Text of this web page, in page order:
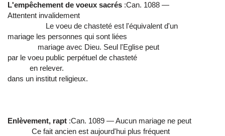
L'empêchement de voeux sacrés :Can. 1088 —
Attentent invalidement
Le voeu de chasteté est l'équivalent d'un
mariage les personnes qui sont liées
mariage avec Dieu. Seul l'Eglise peut
par le voeu public perpétuel de chasteté
en relever.
dans un institut religieux.
Enlèvement, rapt :Can. 1089 — Aucun mariage ne peut
Ce fait ancien est aujourd'hui plus fréquent